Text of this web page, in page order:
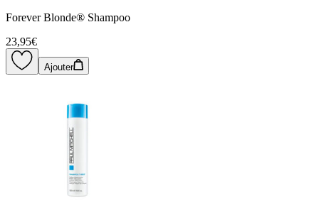
Forever Blonde® Shampoo
23,95€
Ajouter